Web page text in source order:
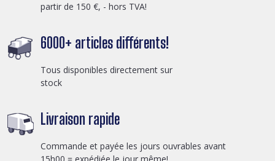
partir de 150 €, - hors TVA!
6000+ articles différents!
Tous disponibles directement sur
stock
Livraison rapide
Commande et payée les jours ouvrables avant